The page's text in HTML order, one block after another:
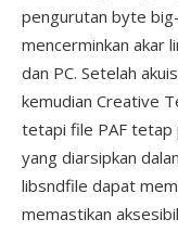
pengurutan byte
mencerminkan akar
dan PC. Setelah
kemudian Creative
tetapi file PAF tetap
yang diarsipkan
libsndfile dapat
memastikan